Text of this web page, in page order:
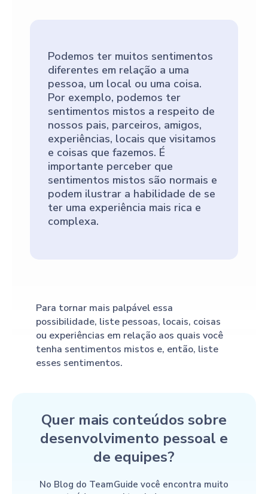
Podemos ter muitos sentimentos
diferentes em relação a uma
pessoa, um local ou uma coisa.
Por exemplo, podemos ter
sentimentos mistos a respeito de
nossos pais, parceiros, amigos,
experiências, locais que visitamos
e coisas que fazemos. É
importante perceber que
sentimentos mistos são normais e
podem ilustrar a habilidade de se
ter uma experiência mais rica e
complexa.
Para tornar mais palpável essa
possibilidade, liste pessoas, locais, coisas
ou experiências em relação aos quais você
tenha sentimentos mistos e, então, liste
esses sentimentos.
Quer mais conteúdos sobre
desenvolvimento pessoal e
de equipes?
No Blog do TeamGuide você encontra muito